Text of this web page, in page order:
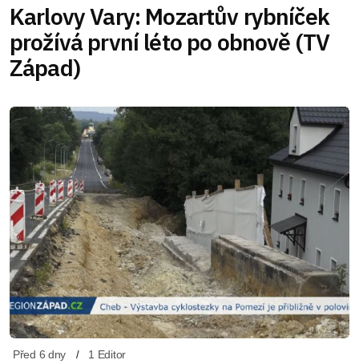
Karlovy Vary: Mozartův rybníček
prožívá první léto po obnově (TV
Západ)
Před 6 dny 1 Editor